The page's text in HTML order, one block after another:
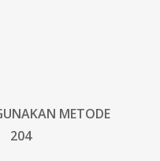
METODE
204